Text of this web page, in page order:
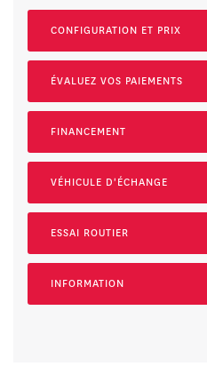
CONFIGURATION ET PRIX
ÉVALUEZ VOS PAIEMENTS
FINANCEMENT
VÉHICULE D'ÉCHANGE
ESSAI ROUTIER
INFORMATION